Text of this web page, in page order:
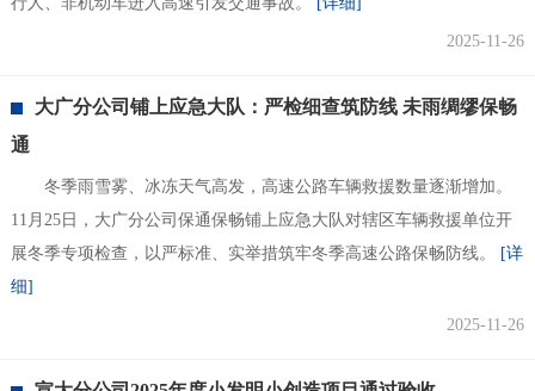
2025-11-26
大广分公司铺上应急大队：严检细查筑防线 未雨绸缪保畅
通
冬季雨雪雾、冰冻天气高发，高速公路车辆救援数量逐渐增加。
11月25日，大广分公司保通保畅铺上应急大队对辖区车辆救援单位开
展冬季专项检查，以严标准、实举措筑牢冬季高速公路保畅防线。
[详
细]
2025-11-26